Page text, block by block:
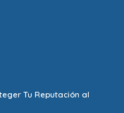
Tu Reputación al